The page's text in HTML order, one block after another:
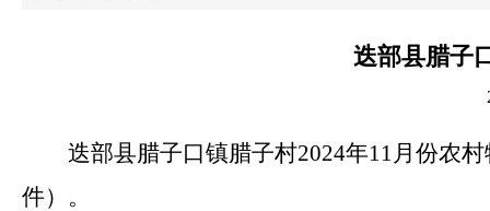
迭部县腊子
迭部县腊子口镇腊子村2024年11月份农
件）。